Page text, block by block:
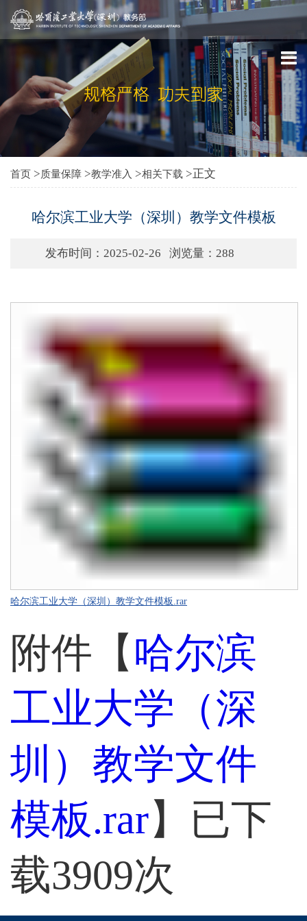
首页 >质量保障 >教学准入 >相关下载 >正文
哈尔滨工业大学（深圳）教学文件模板
发布时间：2025-02-26 浏览量： 288
哈尔滨工业大学（深圳）教学文件模板.rar
附件【 哈尔滨
工业大学（深
圳）教学文件
模板.rar】已下
载3909次